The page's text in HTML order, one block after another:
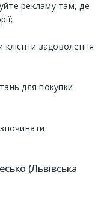
рекламу там, де
клієнти задоволення
для покупки
(Львівська